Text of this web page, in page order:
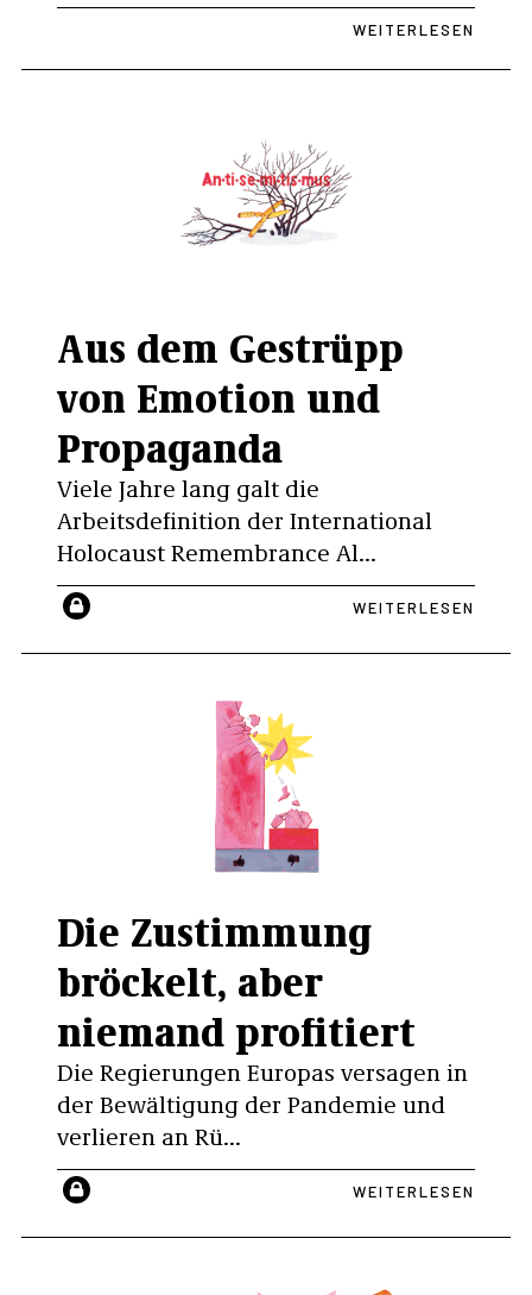
WEITERLESEN
Aus dem Gestrüpp
von Emotion und
Propaganda
Viele Jahre lang galt die
Arbeitsdefinition der International
Holocaust Remembrance Al...
WEITERLESEN
Die Zustimmung
bröckelt, aber
niemand profitiert
Die Regierungen Europas versagen in
der Bewältigung der Pandemie und
verlieren an Rü...
WEITERLESEN